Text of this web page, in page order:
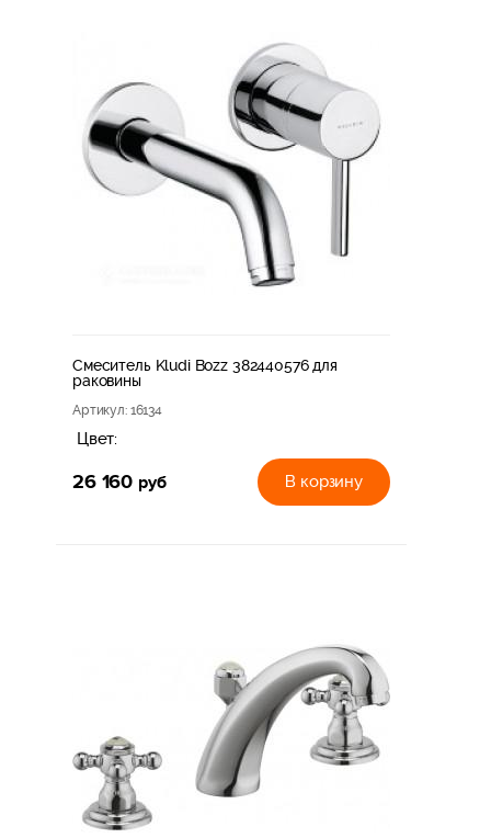
Смеситель Kludi Bozz 382440576 для
раковины
Артикул: 16134
Цвет:
26 160 руб В корзину